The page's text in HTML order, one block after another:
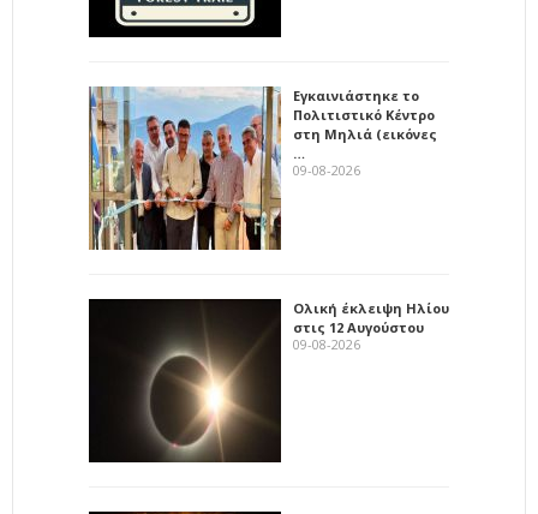
Εγκαινιάστηκε το
Πολιτιστικό Κέντρο
στη Μηλιά (εικόνες
…
09-08-2026
Ολική έκλειψη Ηλίου
στις 12 Αυγούστου
09-08-2026